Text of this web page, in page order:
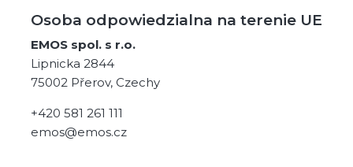
Osoba odpowiedzialna na terenie UE
EMOS spol. s r.o.
Lipnicka 2844
75002 Přerov, Czechy
+420 581 261 111
emos@emos.cz